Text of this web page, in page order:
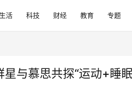
活 科技 财经 教育 专题
与慕思共探“运动+睡